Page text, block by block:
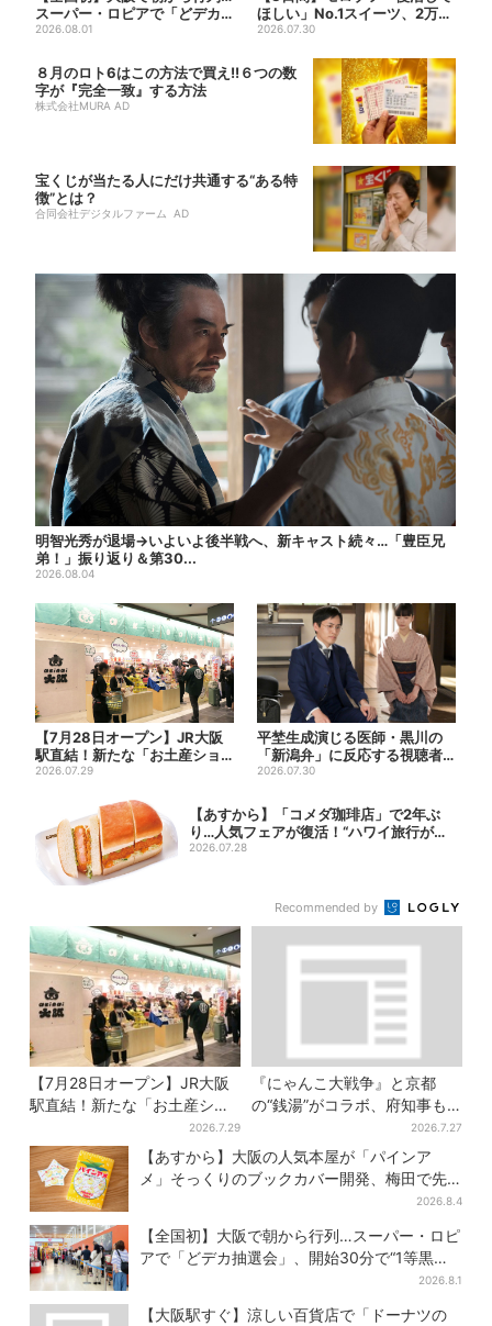
スーパー・ロピアで「どデカ
抽選会」、開始30分で“1...
2026.08.01
ほしい」No.1スイーツ、2万3
865票から選ばれた...
2026.07.30
８月のロト6はこの方法で買え!!６つの数
字が『完全一致』する方法
株式会社MURA AD
宝くじが当たる人にだけ共通する“ある特
徴”とは？
合同会社デジタルファーム AD
明智光秀が退場→いよいよ後半戦へ、新キャスト続々…「豊臣兄
弟！」振り返り＆第30...
2026.08.04
【7月28日オープン】JR大阪
駅直結！新たな「お土産ショ
ップ」、銘菓バラ売りで地...
2026.07.29
平埜生成演じる医師・黒川の
「新潟弁」に反応する視聴者
続出「グッときた」
2026.07.30
【あすから】「コメダ珈琲店」で2年ぶ
り…人気フェアが復活！“ハワイ旅行が当
たる”...
2026.07.28
Recommended by
【7月28日オープン】JR大阪
駅直結！新たな「お土産ショ
ップ」、銘菓バラ売りで地元
民の“おやつ調達”にも
2026.7.29
『にゃんこ大戦争』と京都
の“銭湯”がコラボ、府知事も
メロメロに「ネコの力はすご
い」限定桶も登場
2026.7.27
【あすから】大阪の人気本屋が「パインア
メ」そっくりのブックカバー開発、梅田で先
2026.8.4
【全国初】大阪で朝から行列…スーパー・ロピ
アで「どデカ抽選会」、開始30分で“1等黒毛
2026.8.1
【大阪駅すぐ】涼しい百貨店で「ドーナツの